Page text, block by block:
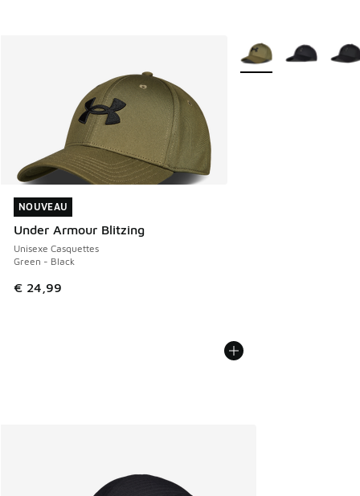
NOUVEAU
Under Armour Blitzing
Unisexe Casquettes
Green - Black
€ 24,99
NOUVEAU
Plus de couleurs